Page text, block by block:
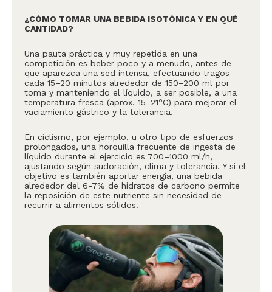
¿CÓMO TOMAR UNA BEBIDA ISOTÓNICA Y EN QUÉ
CANTIDAD?
Una pauta práctica y muy repetida en una
competición es beber poco y a menudo, antes de
que aparezca una sed intensa, efectuando tragos
cada 15–20 minutos alrededor de 150–200 ml por
toma y manteniendo el líquido, a ser posible, a una
temperatura fresca (aprox. 15–21oC) para mejorar el
vaciamiento gástrico y la tolerancia.
En ciclismo, por ejemplo, u otro tipo de esfuerzos
prolongados, una horquilla frecuente de ingesta de
líquido durante el ejercicio es 700–1000 ml/h,
ajustando según sudoración, clima y tolerancia. Y si el
objetivo es también aportar energía, una bebida
alrededor del 6-7% de hidratos de carbono permite
la reposición de este nutriente sin necesidad de
recurrir a alimentos sólidos.